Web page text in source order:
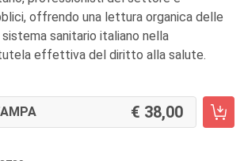
offrendo una lettura organica delle
sanitario italiano nella
effettiva del diritto alla salute.
38,00